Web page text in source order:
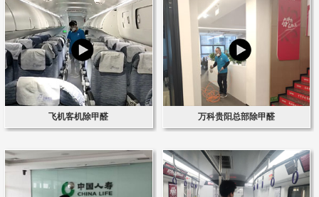
飞机客机除甲醛 万科贵阳总部除甲醛